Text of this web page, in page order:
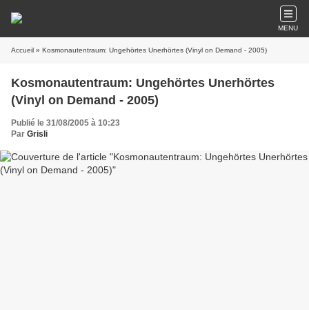
MENU
Accueil » Kosmonautentraum: Ungehörtes Unerhörtes (Vinyl on Demand - 2005)
Kosmonautentraum: Ungehörtes Unerhörtes
(Vinyl on Demand - 2005)
Publié le 31/08/2005 à 10:23
Par Grisli